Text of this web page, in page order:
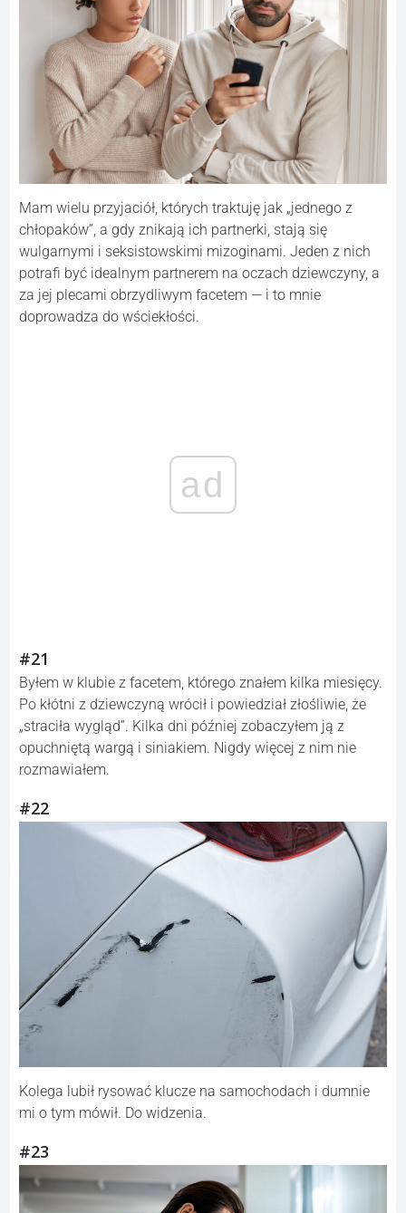
Mam wielu przyjaciół, których traktuję jak „jednego z
chłopaków”, a gdy znikają ich partnerki, stają się
wulgarnymi i seksistowskimi mizoginami. Jeden z nich
potrafi być idealnym partnerem na oczach dziewczyny, a
za jej plecami obrzydliwym facetem — i to mnie
doprowadza do wściekłości.
ad
#21
Byłem w klubie z facetem, którego znałem kilka miesięcy.
Po kłótni z dziewczyną wrócił i powiedział złośliwie, że
„straciła wygląd”. Kilka dni później zobaczyłem ją z
opuchniętą wargą i siniakiem. Nigdy więcej z nim nie
rozmawiałem.
#22
Kolega lubił rysować klucze na samochodach i dumnie
mi o tym mówił. Do widzenia.
#23